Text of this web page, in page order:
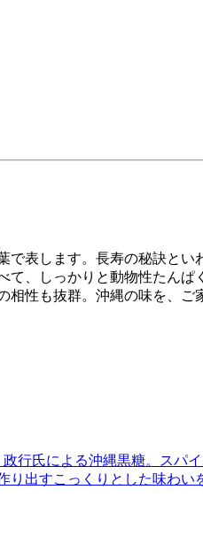
表します。長寿の秘訣と
、しっかりと動物性たんぱ
性も抜群。沖縄の味を、ご
行氏による沖縄黒糖。スパイ
出すこっくりとした味わい